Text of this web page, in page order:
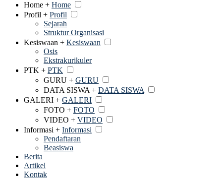
Home + Home
Profil + Profil
Sejarah
Struktur Organisasi
Kesiswaan + Kesiswaan
Osis
Ekstrakurikuler
PTK + PTK
GURU + GURU
DATA SISWA + DATA SISWA
GALERI + GALERI
FOTO + FOTO
VIDEO + VIDEO
Informasi + Informasi
Pendaftaran
Beasiswa
Berita
Artikel
Kontak